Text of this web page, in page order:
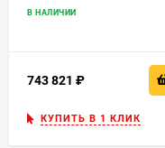
В НАЛИЧИИ
743 821
КУПИТЬ В 1 КЛИК